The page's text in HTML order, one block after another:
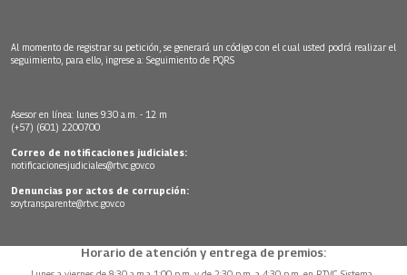
Al momento de registrar su petición, se generará un código con el cual usted podrá realizar el
seguimiento, para ello, ingrese a: Seguimiento de PQRS
Asesor en línea: lunes 9:30 a.m. - 12 m
(+57) (601) 2200700
Correo de notificaciones judiciales:
notificacionesjudiciales@rtvc.gov.co
Denuncias por actos de corrupción:
soytransparente@rtvc.gov.co
Horario de atención y entrega de premios: